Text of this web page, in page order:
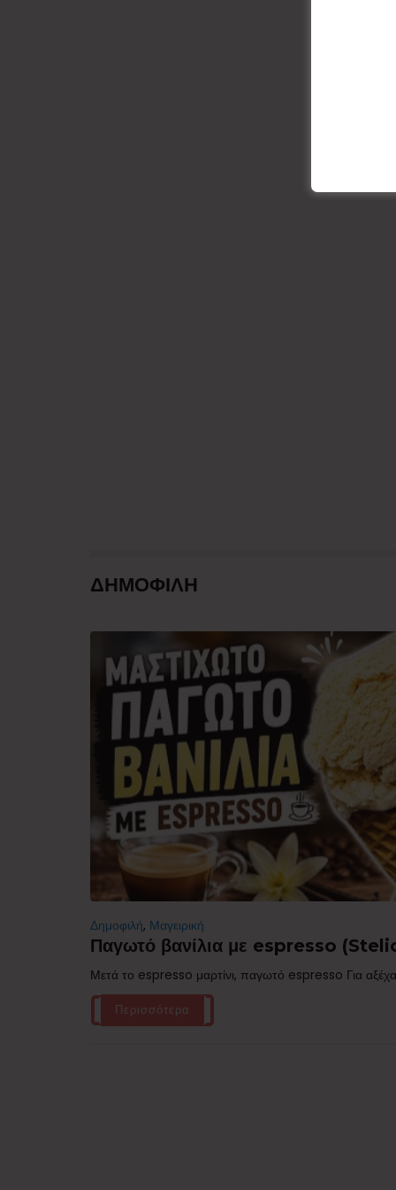
ΔΗΜΟΦΙΛΗ
Δημοφιλή, Μαγειρική
Παγωτό βανίλια με espresso
Μετά το espresso μαρτίνι, παγωτό espresso Για
Περισσότερα